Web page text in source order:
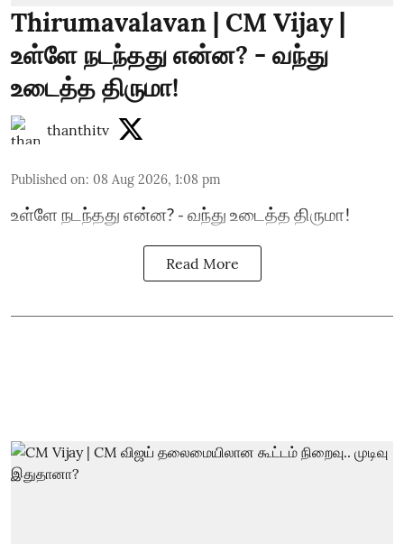
Thirumavalavan | CM Vijay |
உள்ளே நடந்தது என்ன? - வந்து
உடைத்த திருமா!
thanthitv
Published on: 08 Aug 2026, 1:08 pm
உள்ளே நடந்தது என்ன? - வந்து உடைத்த திருமா!
Read More